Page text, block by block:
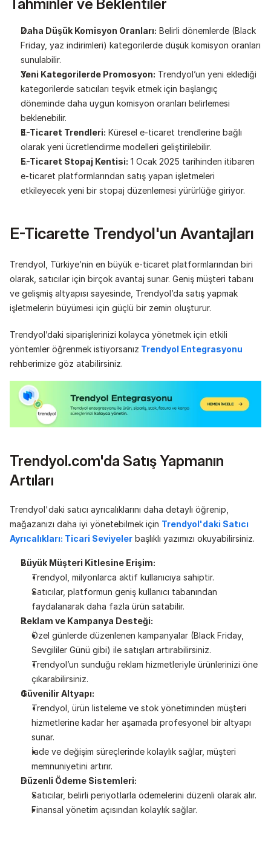
Tahminler ve Beklentiler
Daha Düşük Komisyon Oranları: Belirli dönemlerde (Black
Friday, yaz indirimleri) kategorilerde düşük komisyon oranları
sunulabilir.
Yeni Kategorilerde Promosyon: Trendyol’un yeni eklediği
kategorilerde satıcıları teşvik etmek için başlangıç
döneminde daha uygun komisyon oranları belirlemesi
beklenebilir.
E-Ticaret Trendleri: Küresel e-ticaret trendlerine bağlı
olarak yeni ücretlendirme modelleri geliştirilebilir.
E-Ticaret Stopaj Kentisi: 1 Ocak 2025 tarihinden itibaren
e-ticaret platformlarından satış yapan işletmeleri
etkileyecek yeni bir stopaj düzenlemesi yürürlüğe giriyor.
E-Ticarette Trendyol'un Avantajları
Trendyol, Türkiye’nin en büyük e-ticaret platformlarından biri
olarak, satıcılar için birçok avantaj sunar. Geniş müşteri tabanı
ve gelişmiş altyapısı sayesinde, Trendyol’da satış yapmak
işletmelerin büyümesi için güçlü bir zemin oluşturur.
Trendyol’daki siparişlerinizi kolayca yönetmek için etkili
yöntemler öğrenmek istiyorsanız Trendyol Entegrasyonu
rehberimize göz atabilirsiniz.
Trendyol.com'da Satış Yapmanın
Artıları
Trendyol'daki satıcı ayrıcalıklarını daha detaylı öğrenip,
mağazanızı daha iyi yönetebilmek için Trendyol'daki Satıcı
Ayrıcalıkları: Ticari Seviyeler başlıklı yazımızı okuyabilirsiniz.
Büyük Müşteri Kitlesine Erişim:
Trendyol, milyonlarca aktif kullanıcıya sahiptir.
Satıcılar, platformun geniş kullanıcı tabanından
faydalanarak daha fazla ürün satabilir.
Reklam ve Kampanya Desteği:
Özel günlerde düzenlenen kampanyalar (Black Friday,
Sevgililer Günü gibi) ile satışları artırabilirsiniz.
Trendyol’un sunduğu reklam hizmetleriyle ürünlerinizi öne
çıkarabilirsiniz.
Güvenilir Altyapı:
Trendyol, ürün listeleme ve stok yönetiminden müşteri
hizmetlerine kadar her aşamada profesyonel bir altyapı
sunar.
İade ve değişim süreçlerinde kolaylık sağlar, müşteri
memnuniyetini artırır.
Düzenli Ödeme Sistemleri:
Satıcılar, belirli periyotlarla ödemelerini düzenli olarak alır.
Finansal yönetim açısından kolaylık sağlar.